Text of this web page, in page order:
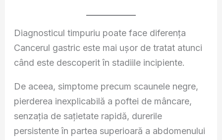
Diagnosticul timpuriu poate face diferența
Cancerul gastric este mai ușor de tratat atunci
când este descoperit în stadiile incipiente.
De aceea, simptome precum scaunele negre,
pierderea inexplicabilă a poftei de mâncare,
senzația de sațietate rapidă, durerile
persistente în partea superioară a abdomenului